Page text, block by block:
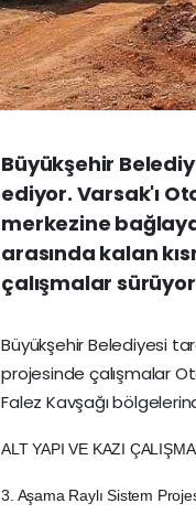
Büyükşehir
ediyor. Varsak'ı
merkezine
arasında kalan
çalışmalar sürüyor
Büyükşehir Belediyesi
projesinde çalışmalar
Falez Kavşağı
ALT YAPI VE KAZI
3. Aşama Raylı Sistem